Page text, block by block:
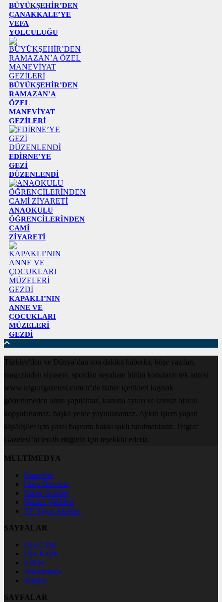
BÜYÜKŞEHİR’DEN
ÇANAKKALE’YE
VEFA
YOLCULUĞU
BÜYÜKŞEHİR’DEN
RAMAZAN’A
ÖZEL
MANEVİYAT
GEZİLERİ
EDİRNE’YE
GEZİ
DÜZENLENDİ
ANAOKULU
ÖĞRENCİLERİNDEN
CAMİ
ZİYARETİ
KAPAKLI’NIN
ANNE VE
ÇOCUKLARI
MÜZELERİ
GEZDİ
Türkiye'den ve Dünya’dan son dakika haberler, köşe yazıları,
magazinden siyasete, spordan seyahate bütün konuların tek adresi
www.telgrafgazetesi.com.tr’de haber içerikleri kaynak
gösterilmeden alıntı yapılamaz, kanuna aykırı ve izinsiz olarak
kopyalanamaz, başka yerde yayınlanamaz. Aykırı işlem yapan
kişi/kişiler için yasal başvuru hakkı saklı tutulmaktadır. Telgraf
Gazetesi’ni tercih ettiğiniz için teşekkür ederiz.
MULTİMEDYA
Gazeteler
Hava Durumu
Haber Gönder
Namaz Vakitleri
TV Yayın Akışları
SAYFALAR
Üye Girişi
Üye Kaydı
Künye
Hakkımızda
İletişim
SAYFALAR